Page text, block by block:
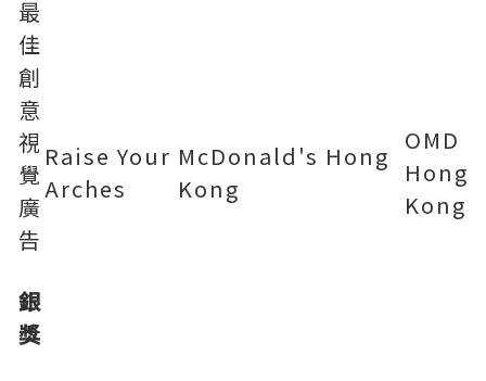
最
佳
創
意
視
覺
廣
告
銀
獎
Raise Your
Arches
McDonald's Hong
Kong
OMD
Hong
Kong